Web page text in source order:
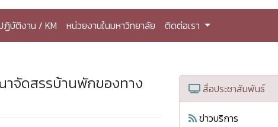
ฏิบัติงาน / KM หน่วยงานในมหาวิทยาลัย ติดต่อเรา
าจัดสรรบ้านพักของทาง
สื่อประชาสัมพันธ์
ข่าวบริการ